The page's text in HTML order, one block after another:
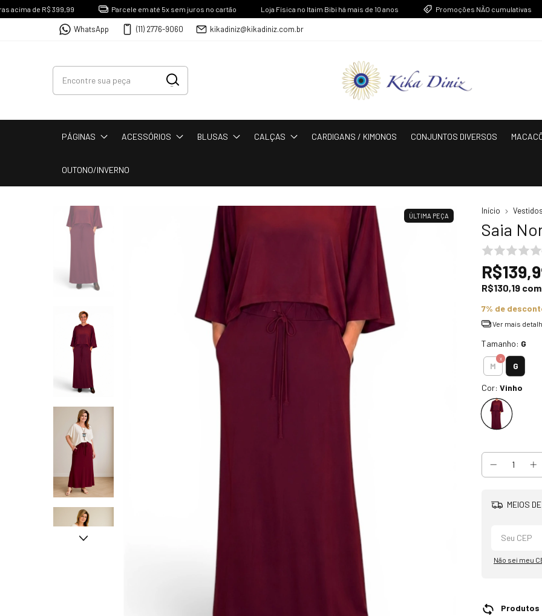
de R$ 399,99 Parcele em até 5x sem juros no cartão Loja Física no Itaim Bibi há mais de 10 anos Promoções NÃO cumulativas
WhatsApp (11) 2776-9060 kikadiniz@kikadiniz.com.br
PÁGINAS ACESSÓRIOS BLUSAS CALÇAS CARDIGANS / KIMONOS CONJUNTOS DIVERSOS
OUTONO/INVERNO
ÚLTIMA PEÇA
Início
Saia
R$130,19 com
7% de
Ver mais
Tamanho: G
M G
Cor: Vinho
MEIOS
Não sei meu
Produtos